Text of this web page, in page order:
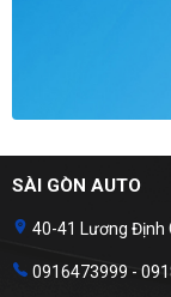
SÀI GÒN AUTO
40-41 Lương Định
0916473999 -